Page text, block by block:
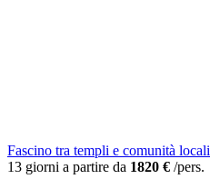
Fascino tra templi e comunità locali
13 giorni a partire da 1820 € /pers.